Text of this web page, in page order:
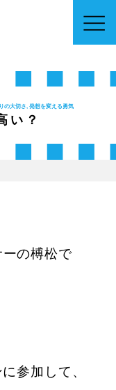
の大切さ, 発想を変える勇気
い？
の榑松で
参加して、